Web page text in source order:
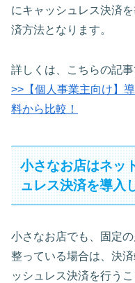
にキャッシュレス決済
済方法となります。
詳しくは、こちらの記事
>>【個人事業主向け】
料から比較！
小さなお店はネッ
ュレス決済を導入
小さなお店でも、固定
整っている場合は、決
ッシュレス決済を行う